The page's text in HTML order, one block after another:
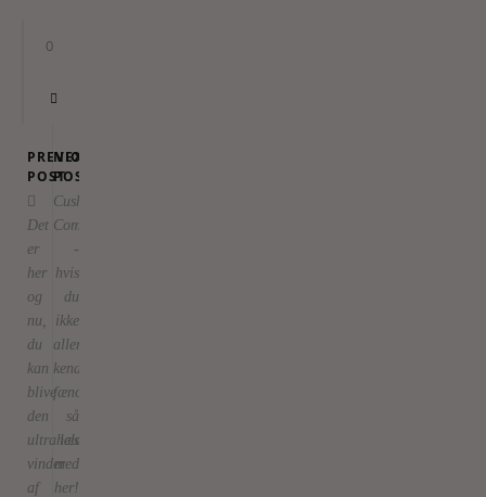
0
PREVIOUS
POST
Det
er
her
og
nu,
du
kan
blive
den
ultraheldige
vinder
af
NEXT
POST
Cushion
Compacts
-
hvis
du
ikke
allerede
kender
fænomenet,
så
læs
med
her!